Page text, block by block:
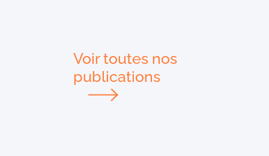
Voir toutes nos
publications